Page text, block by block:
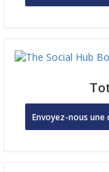
Envoyez-nous une